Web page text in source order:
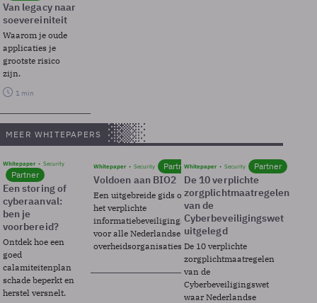
Van legacy naar
soevereiniteit
Waarom je oude
applicaties je
grootste risico
zijn.
1 min
MEER WHITEPAPERS
Whitepaper Security
Partner
Een storing of
cyberaanval:
ben je
voorbereid?
Ontdek hoe een
goed
calamiteitenplan
schade beperkt en
herstel versnelt.
Whitepaper Security Partner
Voldoen aan BIO2
Een uitgebreide gids over BIO2,
het verplichte
informatiebeveiligingsframework
voor alle Nederlandse
overheidsorganisaties.
Whitepaper Security Partner
De 10 verplichte
zorgplichtmaatregelen
van de
Cyberbeveiligingswet
uitgelegd
De 10 verplichte
zorgplichtmaatregelen
van de
Cyberbeveiligingswet
waar Nederlandse